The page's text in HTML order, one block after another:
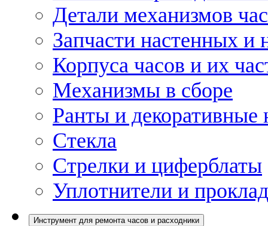
Детали механизмов
Запчасти настенных и
Корпуса часов и их
Механизмы в сборе
Ранты и декоративные
Стекла
Стрелки и циферблаты
Уплотнители и
Инструмент для ремонта часов и расходники